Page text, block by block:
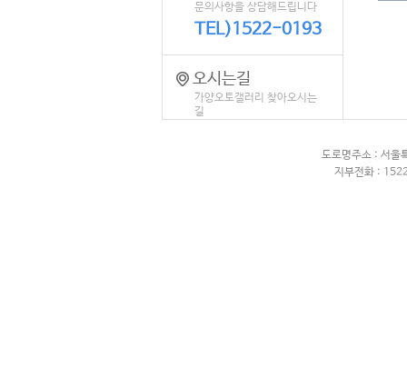
도로명주소 : 서울
지부전화 :
문의사항을 상담해드립니다
TEL)1522-0193
오시는길
가양오토갤러리 찾아오시는
길